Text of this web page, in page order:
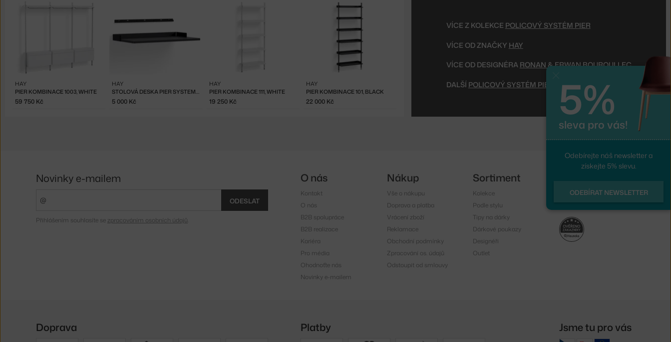
PIER KOMBINACE 1003, WHITE
HAY
59 750 Kč
STOLOVÁ DESKA PIER SYSTEM, BLACK
HAY
5 000 Kč
PIER KOMBINACE 111, WHITE
HAY
19 250 Kč
PIER KOMBINACE 101, BLACK
HAY
22 000 Kč
VÍCE Z KOLEKCE POLICOVÝ SYSTÉM PIER
VÍCE OD ZNAČKY HAY
VÍCE OD DESIGNÉRA RONAN & ERWAN BOUROULLEC
DALŠÍ POLICOVÝ SYSTÉM PIER 5%
sleva pro vás!
Odebírejte náš newsletter a
získejte 5% slevu.
ODEBÍRAT NEWSLETTER
Novinky e-mailem
ODESLAT
Přihlášením souhlasíte se zpracováním osobních údajů
O nás
Kontakt
O nás
B2B spolupráce
B2B realizace
Kariéra
Pro média
Ohodnoťte nás
Novinky e-mailem
Nákup
Vše o nákupu
Doprava a platba
Vrácení zboží
Reklamace
Obchodní podmínky
Zpracování os. údajů
Odstoupit od smlouvy
Sortiment
Kolekce
Podle stylu
Tipy na dárky
Dárkové poukazy
Designéři
Outlet
Instagram
Doprava Platby Jsme tu pro vás